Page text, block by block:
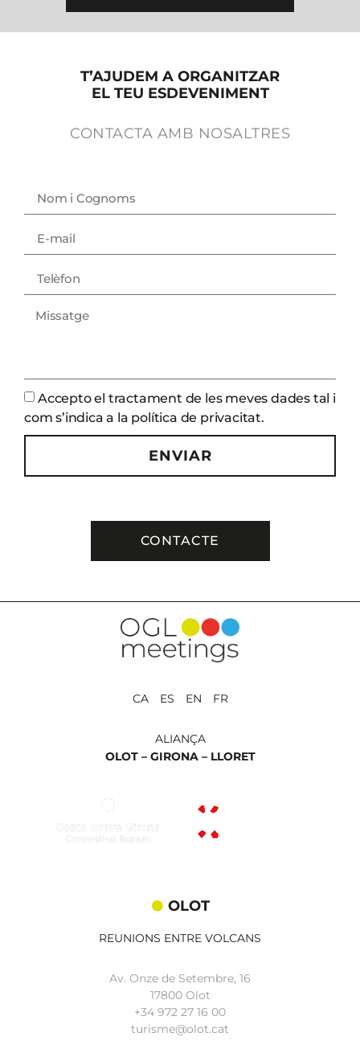
T’AJUDEM A ORGANITZAR
EL TEU ESDEVENIMENT
CONTACTA AMB NOSALTRES
Accepto el tractament de les meves dades tal i
com s’indica a la política de privacitat.
ENVIAR
CONTACTE
CA ES EN FR
ALIANÇA
OLOT – GIRONA – LLORET
OLOT
REUNIONS ENTRE VOLCANS
Av. Onze de Setembre, 16
17800 Olot
+34 972 27 16 00
turisme@olot.cat